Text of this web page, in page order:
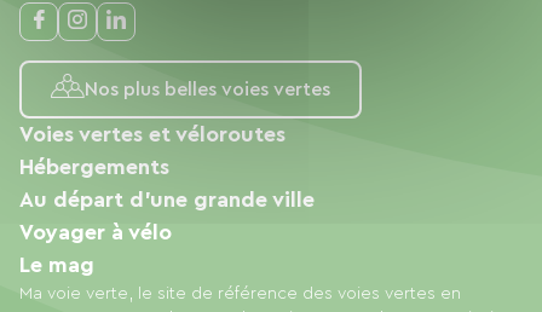
Nos plus belles voies vertes
Ma voie verte, le site de référence des voies vertes en
Voies vertes et véloroutes
Hébergements
Au départ d'une grande ville
Voyager à vélo
Le mag